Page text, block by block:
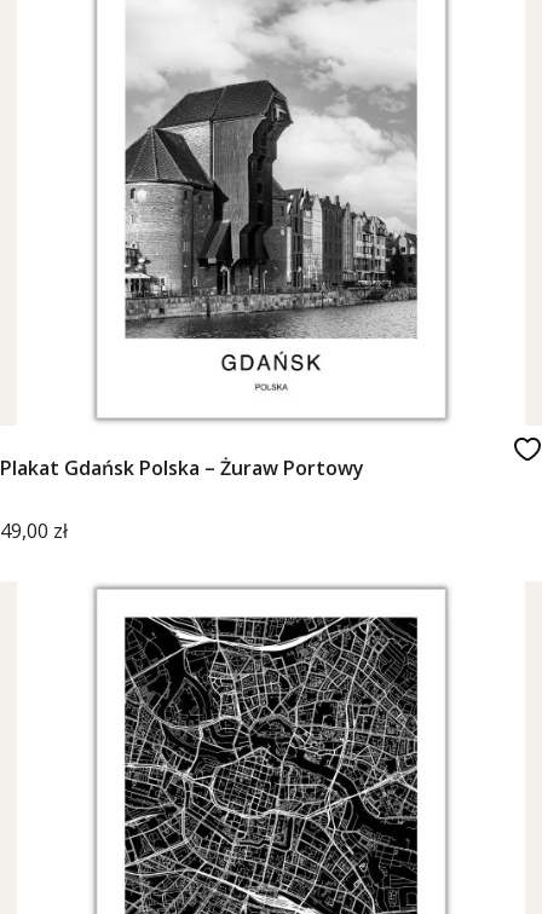
Plakat Gdańsk Polska – Żuraw Portowy
Cena
49,00 zł